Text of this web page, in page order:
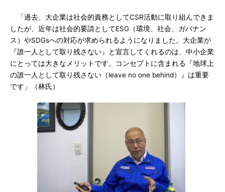
「過去、大企業は社会的責務としてCSR活動に取り組んできま
したが、近年は社会的要請としてESG（環境、社会、ガバナン
ス）やSDGsへの対応が求められるようになりました。大企業が
『誰一人として取り残さない』と宣言してくれるのは、中小企業
にとっては大きなメリットです。コンセプトに含まれる『地球上
の誰一人として取り残さない（leave no one behind）』は重要
です」（林氏）